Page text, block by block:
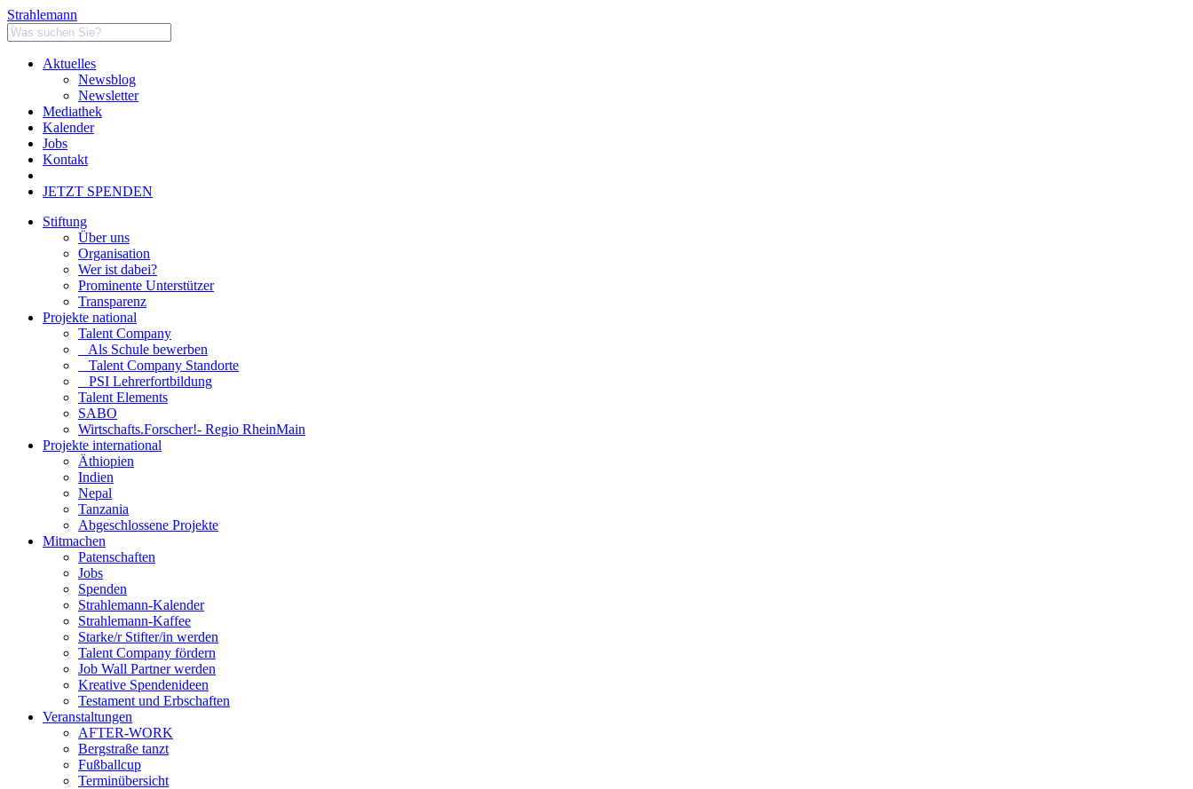
Strahlemann
Aktuelles
Newsblog
Newsletter
Mediathek
Kalender
Jobs
Kontakt
JETZT SPENDEN
Stiftung
Über uns
Organisation
Wer ist dabei?
Prominente Unterstützer
Transparenz
Projekte national
Talent Company
Als Schule bewerben
Talent Company Standorte
PSI Lehrerfortbildung
Talent Elements
SABO
Wirtschafts.Forscher!- Regio RheinMain
Projekte international
Äthiopien
Indien
Nepal
Tanzania
Abgeschlossene Projekte
Mitmachen
Patenschaften
Jobs
Spenden
Strahlemann-Kalender
Strahlemann-Kaffee
Starke/r Stifter/in werden
Talent Company fördern
Job Wall Partner werden
Kreative Spendenideen
Testament und Erbschaften
Veranstaltungen
AFTER-WORK
Bergstraße tanzt
Fußballcup
Terminübersicht